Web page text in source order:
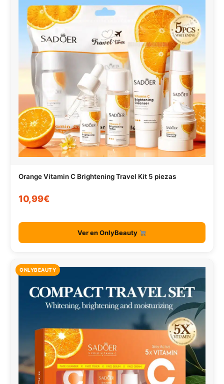
Orange Vitamin C Brightening Travel Kit 5 piezas
10,99€
Ver en OnlyBeauty
ONLYBEAUTY